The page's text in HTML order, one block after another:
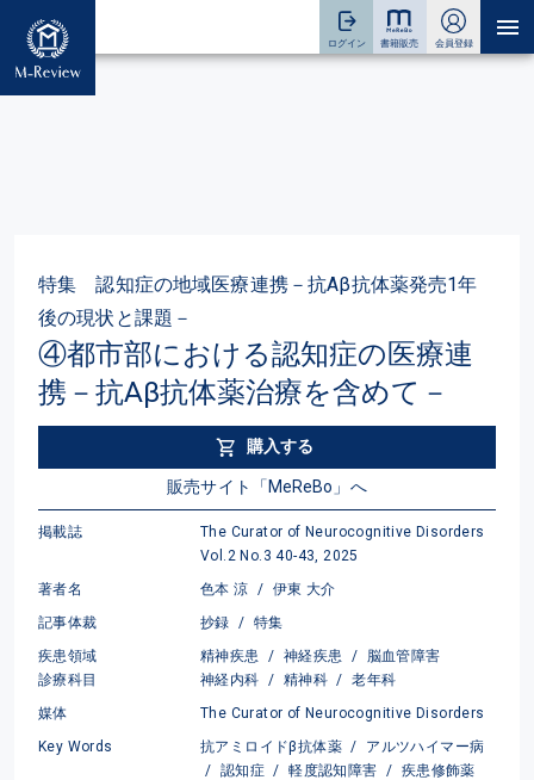
特集 認知症の地域医療連携－抗Aβ抗体薬発売1年
後の現状と課題－
④都市部における認知症の医療連
携－抗Aβ抗体薬治療を含めて－
購入する
販売サイト「MeReBo」へ
掲載誌
The Curator of Neurocognitive Disorders
Vol.2 No.3 40-43, 2025
著者名
色本 涼 / 伊東 大介
記事体裁
抄録 / 特集
疾患領域
精神疾患 / 神経疾患 /
脳血管障害
診療科目
神経内科 / 精神科 / 老年科
媒体
The Curator of Neurocognitive Disorders
Key Words
抗アミロイドβ抗体薬 /
アルツハイマー病
/ 認知症 / 軽度認知障害 / 疾患修飾薬